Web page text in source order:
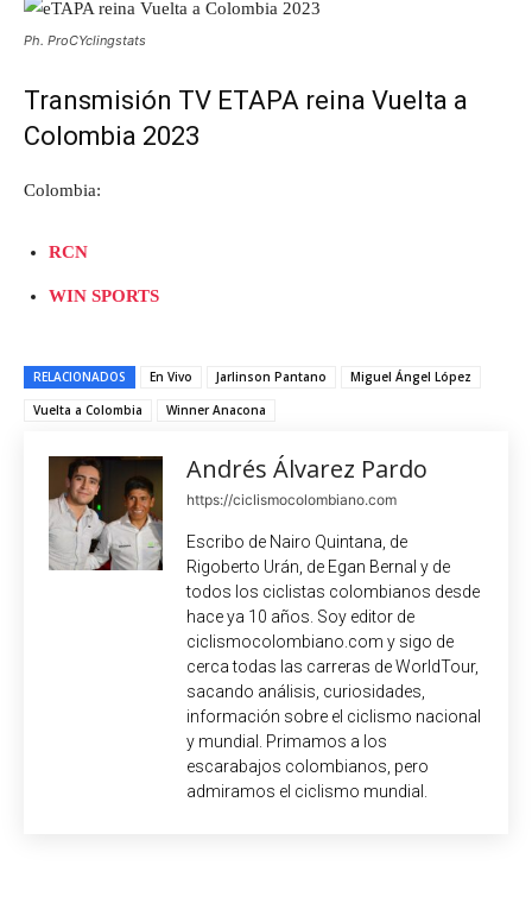
Ph. ProCYclingstats
Transmisión TV ETAPA reina Vuelta a
Colombia 2023
Colombia:
RCN
WIN SPORTS
RELACIONADOS En Vivo Jarlinson Pantano
Miguel Ángel López
Vuelta a Colombia
Winner Anacona
Andrés Álvarez Pardo
https://ciclismocolombiano.com
Escribo de Nairo Quintana, de
Rigoberto Urán, de Egan Bernal y de
todos los ciclistas colombianos desde
hace ya 10 años. Soy editor de
ciclismocolombiano.com y sigo de
cerca todas las carreras de WorldTour,
sacando análisis, curiosidades,
información sobre el ciclismo nacional
y mundial. Primamos a los
escarabajos colombianos, pero
admiramos el ciclismo mundial.